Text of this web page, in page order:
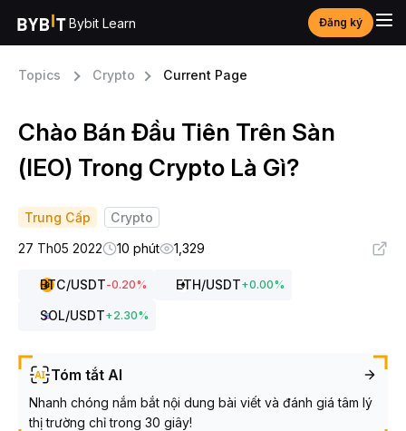
Bybit Learn Đăng ký
Topics Crypto Current Page
Chào Bán Đầu Tiên Trên Sàn
(IEO) Trong Crypto Là Gì?
Trung Cấp
Crypto
27 Th05 2022
10 phút 1,329
BTC/USDT-0.20% ETH/USDT+0.00%
SOL/USDT+2.30%
Tóm tắt AI
Nhanh chóng nắm bắt nội dung bài viết và đánh giá tâm lý
thị trường chỉ trong 30 giây!